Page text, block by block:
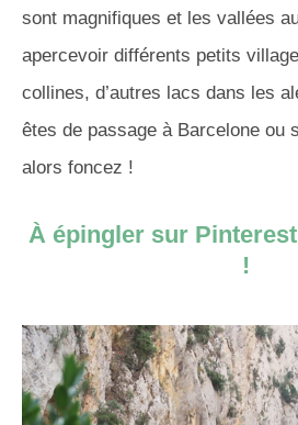
sont magnifiques et les vallées
apercevoir différents petits
collines, d’autres lacs dans les
êtes de passage à Barcelone ou
alors foncez !
À épingler sur
!